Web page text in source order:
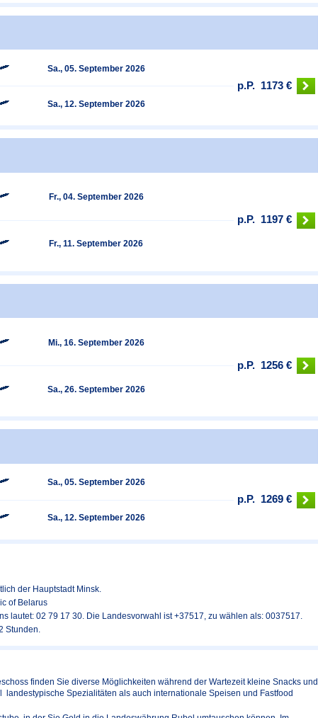
Sa., 05. September 2026
Sa., 12. September 2026
p.P. 1173 €
Fr., 04. September 2026
Fr., 11. September 2026
p.P. 1197 €
Mi., 16. September 2026
Sa., 26. September 2026
p.P. 1256 €
Sa., 05. September 2026
Sa., 12. September 2026
p.P. 1269 €
der Hauptstadt Minsk.
of Belarus
lautet: 02 79 17 30. Die Landesvorwahl ist +37517, zu wählen als: 0037517.
Stunden.
finden Sie diverse Möglichkeiten während der Wartezeit kleine Snacks und
Spezialitäten als auch internationale Speisen und Fastfood